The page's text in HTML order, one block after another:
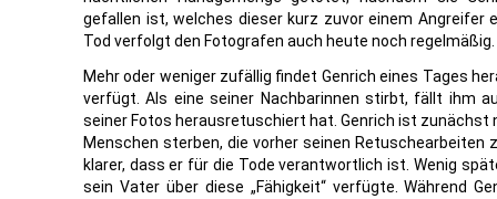
gefallen ist, welches dieser kurz zuvor einem Angreifer
Tod verfolgt den Fotografen auch heute noch regelmäßig.
Mehr oder weniger zufällig findet Genrich eines Tages
verfügt. Als eine seiner Nachbarinnen stirbt, fällt ihm
seiner Fotos herausretuschiert hat. Genrich ist zunächst
Menschen sterben, die vorher seinen Retuschearbeiten
klarer, dass er für die Tode verantwortlich ist. Wenig
sein Vater über diese „Fähigkeit“ verfügte. Während